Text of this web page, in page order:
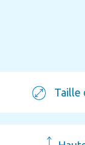
Taille